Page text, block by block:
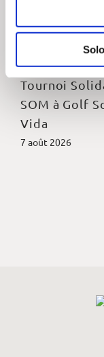
Tournoi
SOM à Golf
Vida
7 août 2026